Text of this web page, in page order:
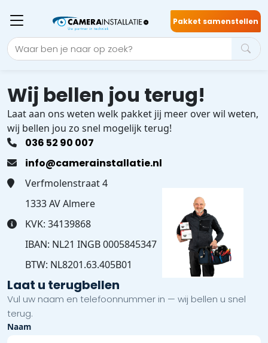
Pakket samenstellen
Wij bellen jou terug!
Laat aan ons weten welk pakket jij meer over wil weten,
wij bellen jou zo snel mogelijk terug!
036 52 90 007
info@camerainstallatie.nl
Verfmolenstraat 4
1333 AV Almere
KVK: 34139868
IBAN: NL21 INGB 0005845347
BTW: NL8201.63.405B01
Laat u terugbellen
Vul uw naam en telefoonnummer in — wij bellen u snel
terug.
Naam